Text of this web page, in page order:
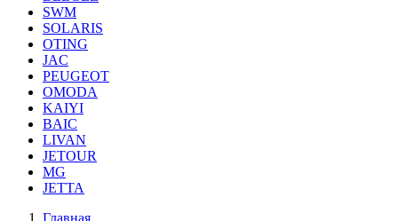
SWM
SOLARIS
OTING
JAC
PEUGEOT
OMODA
KAIYI
BAIC
LIVAN
JETOUR
MG
JETTA